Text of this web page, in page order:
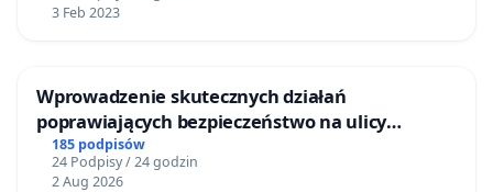
3 Feb 2023
Wprowadzenie skutecznych działań
poprawiających bezpieczeństwo na ulicy
Żeromskiego w Otwocku
185 podpisów
24 Podpisy / 24 godzin
2 Aug 2026